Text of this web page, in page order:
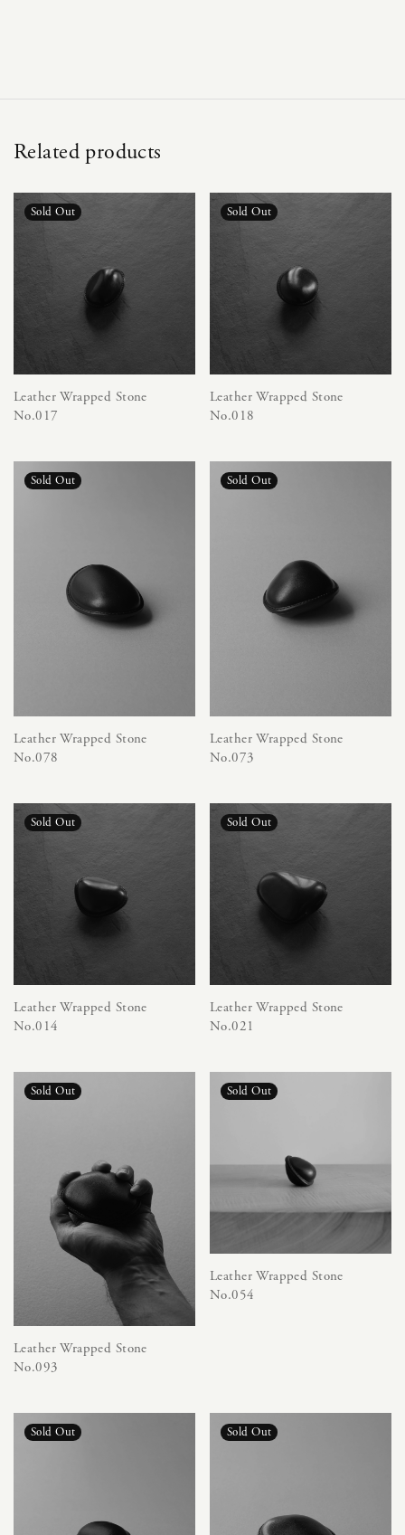
Related products
Leather Wrapped Stone
No.017
Leather Wrapped Stone
No.018
Leather Wrapped Stone
No.078
Leather Wrapped Stone
No.073
Leather Wrapped Stone
No.014
Leather Wrapped Stone
No.021
Leather Wrapped Stone
No.093
Leather Wrapped Stone
No.054